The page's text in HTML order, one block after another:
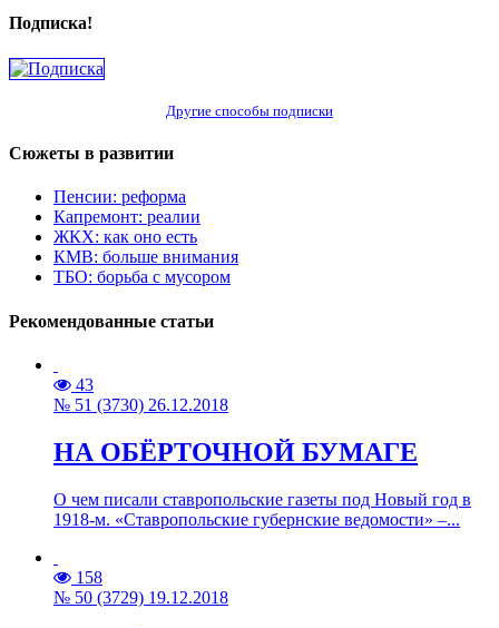
Подписка!
Другие способы подписки
Сюжеты в развитии
Пенсии: реформа
Капремонт: реалии
ЖКХ: как оно есть
КМВ: больше внимания
ТБО: борьба с мусором
Рекомендованные статьи
43
№ 51 (3730) 26.12.2018
НА ОБЁРТОЧНОЙ БУМАГЕ
О чем писали ставропольские газеты под Новый год в
1918-м. «Ставропольские губернские ведомости» –...
158
№ 50 (3729) 19.12.2018